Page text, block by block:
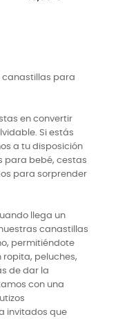
canastillas para
en convertir
Si estás
a tu disposición
para bebé, cestas
para sorprender
llega un
canastillas
permitiéndote
ropita, peluches,
de dar la
con una
invitados que